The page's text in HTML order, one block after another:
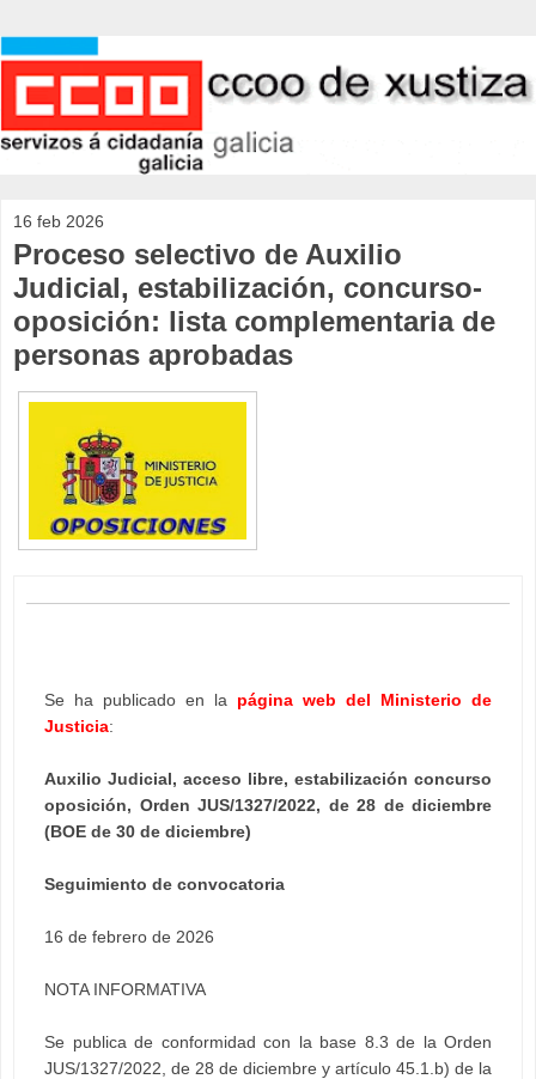
16 feb 2026
Proceso selectivo de Auxilio
Judicial, estabilización, concurso-
oposición: lista complementaria de
personas aprobadas
Se ha publicado en la página web del Ministerio de
Justicia:
Auxilio Judicial, acceso libre, estabilización concurso
oposición, Orden JUS/1327/2022, de 28 de diciembre
(BOE de 30 de diciembre)
Seguimiento de convocatoria
16 de febrero de 2026
NOTA INFORMATIVA
Se publica de conformidad con la base 8.3 de la Orden
JUS/1327/2022, de 28 de diciembre y artículo 45.1.b) de la